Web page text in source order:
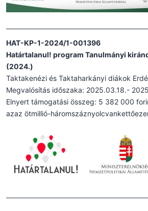
HAT-KP-1-2024/1-001396
Határtalanul! program Tanulmányi
(2024.)
Taktakenézi és Taktaharkányi diákok
Megvalósítás időszaka: 2025.03.18.-
Elnyert támogatási összeg: 5 382 000
azaz ötmillió-